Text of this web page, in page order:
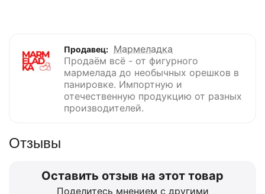
Продавец: Мармеладка
Продаём всё - от фигурного
мармелада до необычных орешков в
панировке. Импортную и
отечественную продукцию от разных
производителей.
Отзывы
Оставить отзыв на этот товар
Поделитесь мнением с другими